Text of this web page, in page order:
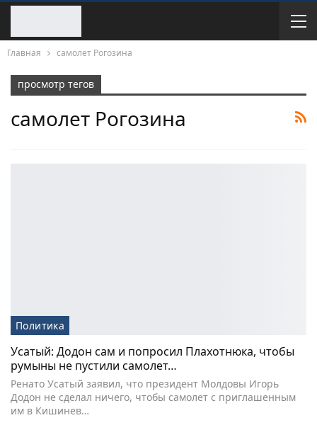
Главная самолет Рогозина
просмотр тегов
самолет Рогозина
Политика
Усатый: Додон сам и попросил Плахотнюка, чтобы
румыны не пустили самолет…
Ренато Усатый заявил, что президент Молдовы Игорь
Додон не сделал ничего, чтобы самолет с приглашенным
им в Кишинев…